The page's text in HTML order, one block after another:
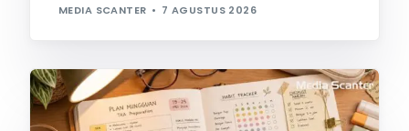
MEDIA SCANTER 7 AGUSTUS 2026